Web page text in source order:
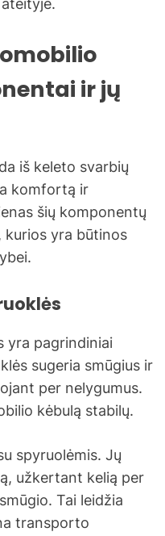
ir jų
iš keleto svarbių
komfortą ir
šių komponentų
kurios yra būtinos
yra pagrindiniai
sugeria smūgius ir
per nelygumus.
kėbulą stabilų.
spyruolėmis. Jų
užkertant kelią per
Tai leidžia
transporto